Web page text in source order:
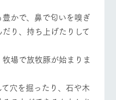
交通アクセス
お問い合わせ
かで、鼻で匂いを嗅ぎ
り、持ち上げたりして
場で放牧豚が始まりま
穴を掘ったり、石や木